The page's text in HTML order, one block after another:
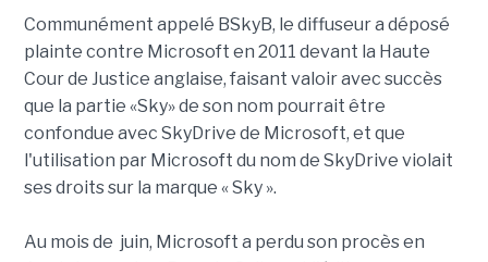
Communément appelé BSkyB, le diffuseur a déposé
plainte contre Microsoft en 2011 devant la Haute
Cour de Justice anglaise, faisant valoir avec succès
que la partie «Sky» de son nom pourrait être
confondue avec SkyDrive de Microsoft, et que
l'utilisation par Microsoft du nom de SkyDrive violait
ses droits sur la marque « Sky ».
Au mois de juin, Microsoft a perdu son procès en